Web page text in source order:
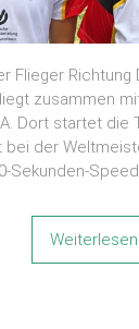
Flieger Richtung
zusammen
Dort startet die
bei der
Sekunden-Speed
Weiterlesen